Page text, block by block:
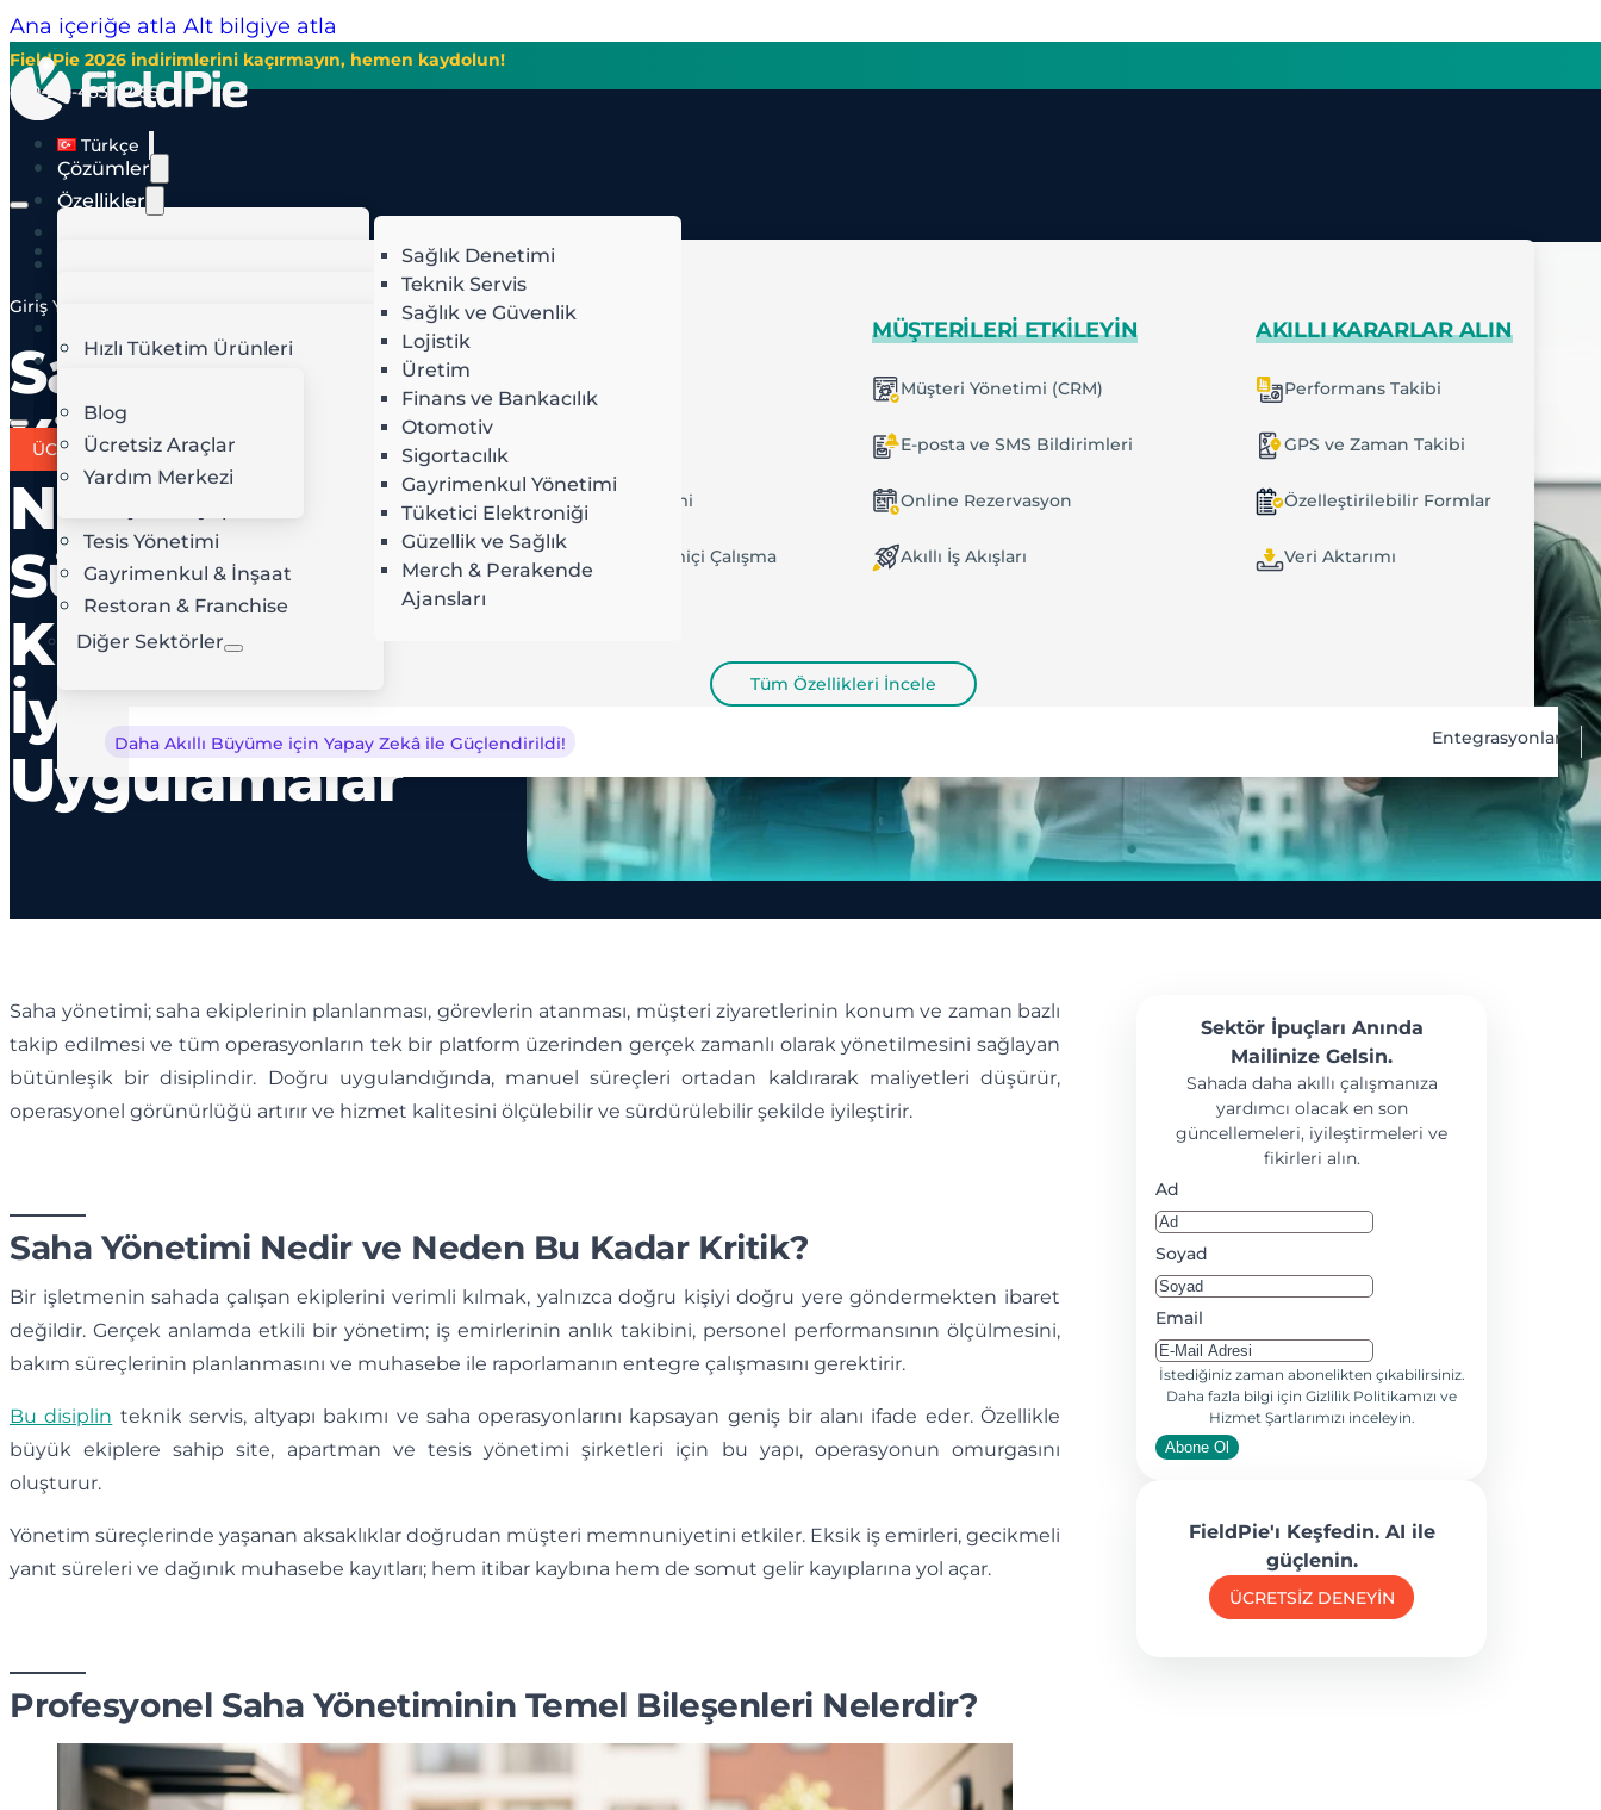
Ana içeriğe atla Alt bilgiye atla
FieldPie 2026 indirimlerini kaçırmayın, hemen kaydolun!
+90-212-483-72-55
Türkçe
Giriş Yap
Çözümler
Rota Optimizasyonu
Saha Satış
Saha Servis
Saha Ekibi Yönetimi
Özellikler
Akıllı Teklif Verme
Akıllı Planlama
İş ve Görev Yönetimi
Çevrimdışı / Çevrimiçi Çalışma
MÜŞTERILERI ETKILEYIN
Müşteri Yönetimi (CRM)
E-posta ve SMS Bildirimleri
Online Rezervasyon
Akıllı İş Akışları
AKILLI KARARLAR ALIN
Performans Takibi
GPS ve Zaman Takibi
Özelleştirilebilir Formlar
Veri Aktarımı
Tüm Özellikleri İncele
Daha Akıllı Büyüme için Yapay Zekâ ile Güçlendirildi! Entegrasyonlar
Rota Optimizasyonu
Bayi Ağı Yönetimi
Hızlı Tüketim Ürünleri
Yiyecek ve İçecek
Konaklamacılık
Telekom
Tesis Yönetimi
Gayrimenkul & İnşaat
Restoran & Franchise
Diğer Sektörler
Sağlık Denetimi
Teknik Servis
Sağlık ve Güvenlik
Lojistik
Üretim
Finans ve Bankacılık
Otomotiv
Sigortacılık
Gayrimenkul Yönetimi
Tüketici Elektroniği
Güzellik ve Sağlık
Merch & Perakende
Ajansları
Blog
Ücretsiz Araçlar
Yardım Merkezi
ÜCRETSİZ DENEYİN
Saha
Yönetimi
Nedir?
Süreçler,
KPI’lar ve En
İyi
Uygulamalar
NISAN
30,
2026
Saha yönetimi; saha ekiplerinin planlanması, görevlerin atanması, müşteri ziyaretlerinin konum ve zaman bazlı
takip edilmesi ve tüm operasyonların tek bir platform üzerinden gerçek zamanlı olarak yönetilmesini sağlayan
bütünleşik bir disiplindir. Doğru uygulandığında, manuel süreçleri ortadan kaldırarak maliyetleri düşürür,
operasyonel görünürlüğü artırır ve hizmet kalitesini ölçülebilir ve sürdürülebilir şekilde iyileştirir.
Saha Yönetimi Nedir ve Neden Bu Kadar Kritik?
Bir işletmenin sahada çalışan ekiplerini verimli kılmak, yalnızca doğru kişiyi doğru yere göndermekten ibaret
değildir. Gerçek anlamda etkili bir yönetim; iş emirlerinin anlık takibini, personel performansının ölçülmesini,
bakım süreçlerinin planlanmasını ve muhasebe ile raporlamanın entegre çalışmasını gerektirir.
Bu disiplin teknik servis, altyapı bakımı ve saha operasyonlarını kapsayan geniş bir alanı ifade eder. Özellikle
büyük ekiplere sahip site, apartman ve tesis yönetimi şirketleri için bu yapı, operasyonun omurgasını
oluşturur.
Yönetim süreçlerinde yaşanan aksaklıklar doğrudan müşteri memnuniyetini etkiler. Eksik iş emirleri, gecikmeli
yanıt süreleri ve dağınık muhasebe kayıtları; hem itibar kaybına hem de somut gelir kayıplarına yol açar.
Profesyonel Saha Yönetiminin Temel Bileşenleri Nelerdir?
Sektör İpuçları Anında
Mailinize Gelsin.
Sahada daha akıllı çalışmanıza
yardımcı olacak en son
güncellemeleri, iyileştirmeleri ve
fikirleri alın.
Ad
Soyad
Email
İstediğiniz zaman abonelikten çıkabilirsiniz.
Daha fazla bilgi için Gizlilik Politikamızı ve
Hizmet Şartlarımızı inceleyin.
Abone Ol
FieldPie'ı Keşfedin. AI ile
güçlenin.
ÜCRETSİZ DENEYİN